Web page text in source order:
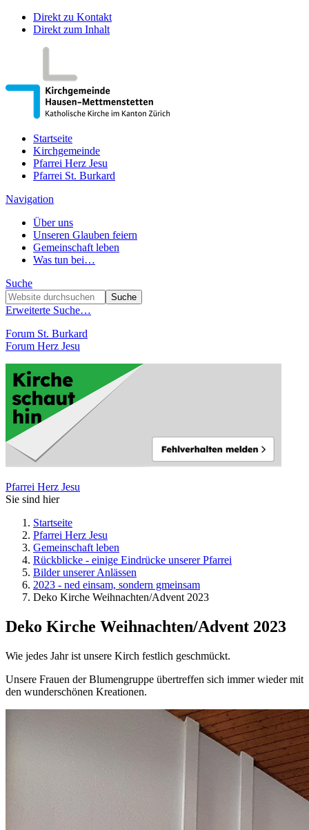
Direkt zu Kontakt
Direkt zum Inhalt
Startseite
Kirchgemeinde
Pfarrei Herz Jesu
Pfarrei St. Burkard
Navigation
Über uns
Unseren Glauben feiern
Gemeinschaft leben
Was tun bei…
Suche
Erweiterte Suche…
Forum St. Burkard
Forum Herz Jesu
Pfarrei Herz Jesu
Sie sind hier
Startseite
Pfarrei Herz Jesu
Gemeinschaft leben
Rückblicke - einige Eindrücke unserer Pfarrei
Bilder unserer Anlässen
2023 - ned einsam, sondern gmeinsam
Deko Kirche Weihnachten/Advent 2023
Deko Kirche Weihnachten/Advent 2023
Wie jedes Jahr ist unsere Kirch festlich geschmückt.
Unsere Frauen der Blumengruppe übertreffen sich immer wieder mit
den wunderschönen Kreationen.